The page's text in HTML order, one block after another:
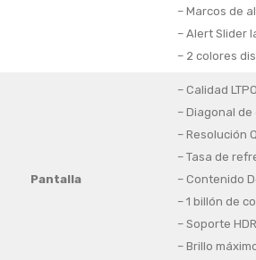
– Marcos de
– Alert Slider
– 2 colores
Pantalla
– Calidad
– Diagonal
– Resolución
– Tasa de
– Contenido
– 1 billón de
– Soporte
– Brillo